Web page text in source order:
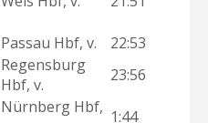
Passau Hbf, v.
22:53
Regensburg
Hbf, v.
23:56
Nürnberg Hbf, 1:44